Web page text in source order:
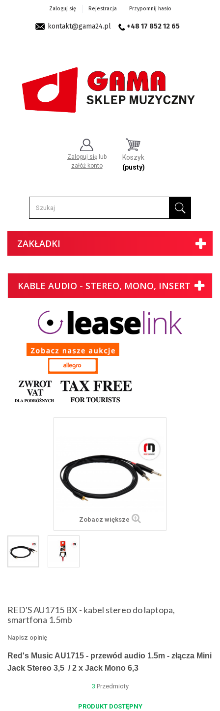
Zaloguj się Rejestracja Przypomnij hasło
kontakt@gama24.pl +48 17 852 12 65
Zaloguj się lub
załóż konto
Koszyk
(pusty)
ZAKŁADKI
KABLE AUDIO - STEREO, MONO, INSERT
Zobacz większe
RED'S AU1715 BX - kabel stereo do laptopa,
smartfona 1.5mb
Napisz opinię
Red's Music AU1715 - przewód audio 1.5m - złącza Mini
Jack Stereo 3,5 / 2 x Jack Mono 6,3
3 Przedmioty
PRODUKT DOSTĘPNY